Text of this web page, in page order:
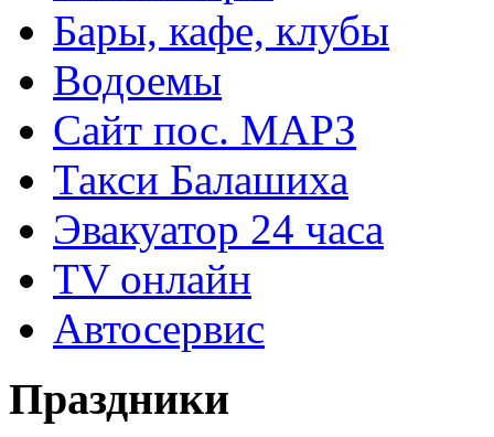
Бары, кафе, клубы
Водоемы
Сайт пос. МАРЗ
Такси Балашиха
Эвакуатор 24 часа
TV онлайн
Автосервис
Праздники